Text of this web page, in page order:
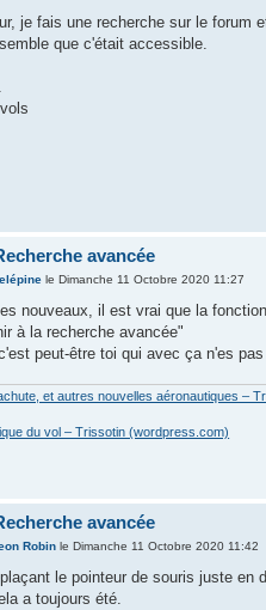
je fais une recherche sur le forum
semble que c'était accessible.
avancée
le Dimanche 11 Octobre 2020 11:27
nouveaux, il est vrai que la
à la recherche avancée"
peut-être toi qui avec ça n'es pas
et autres nouvelles aéronautiques –
du vol – Trissotin (wordpress.com)
avancée
Robin le Dimanche 11 Octobre 2020 11:42
le pointeur de souris juste en
a toujours été.